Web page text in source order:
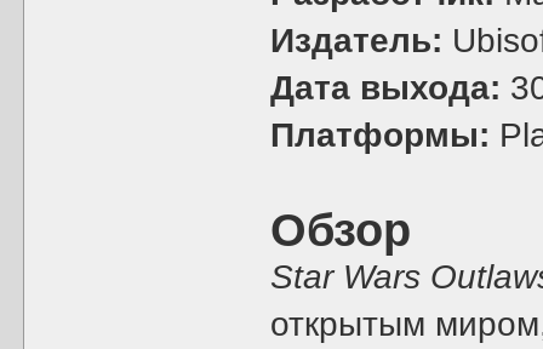
Издатель:
Дата выхода:
Платформы:
Обзор
Star Wars
открытым